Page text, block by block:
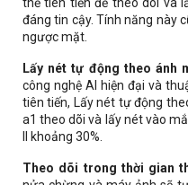
đáng tin cậy. Tính năng này
ngược mặt.
Lấy nét tự động theo ánh
công nghệ AI hiện đại và
tiên tiến, Lấy nét tự động
a1 theo dõi và lấy nét vào
II khoảng 30%.
Theo dõi trong thời gian